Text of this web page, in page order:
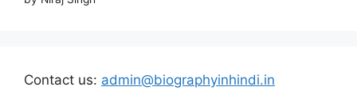
Contact us: admin@biographyinhindi.in